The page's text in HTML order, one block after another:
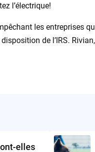
l’électrique!
les entreprises
de l’IRS.
elles